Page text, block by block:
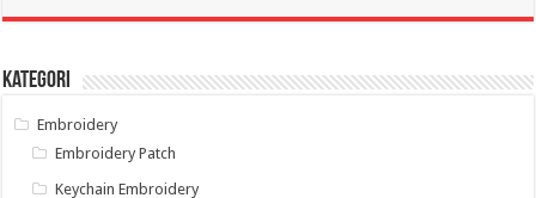
Kategori
Embroidery
Embroidery Patch
Keychain Embroidery